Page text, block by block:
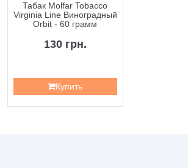
Табак Molfar Tobacco
Virginia Line Виноградный
Orbit - 60 грамм
130 грн.
Купить